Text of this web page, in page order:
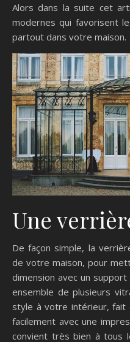
Alors dans la suite cet
modernes qui favorisent
partout dans votre maison.
Une
De façon simple, la
de votre maison, pour
dimension avec un
ensemble de plusieurs
style à votre intérieur, fait
facilement avec une
convient très bien à tous